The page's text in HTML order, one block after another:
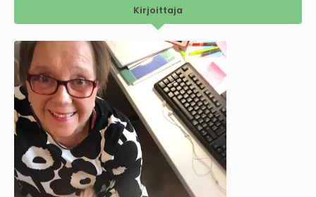
Kirjoittaja